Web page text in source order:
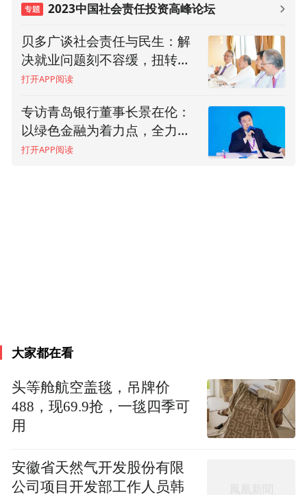
2023中国社会责任投资高峰论坛
贝多广谈社会责任与民生：解
决就业问题刻不容缓，扭转消
费心态需要引导
打开APP阅读
专访青岛银行董事长景在伦：
以绿色金融为着力点，全力支
持山东高质量发展
打开APP阅读
大家都在看
头等舱航空盖毯，吊牌价
488，现69.9抢，一毯四季可
用
安徽省天然气开发股份有限
公司项目开发部工作人员韩